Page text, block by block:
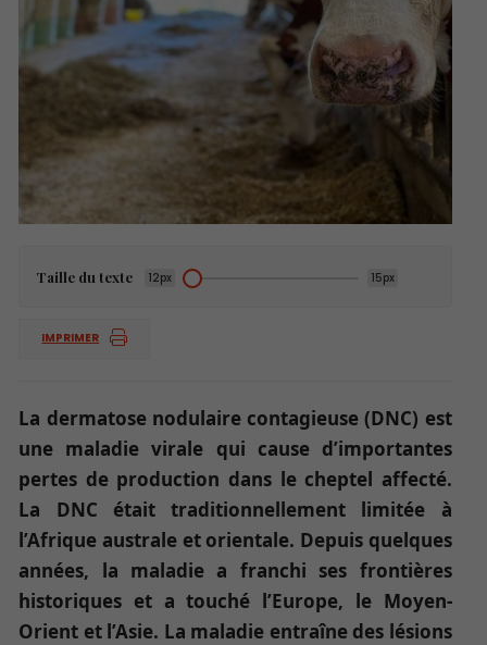
Taille du texte 12px 15px
IMPRIMER
La dermatose nodulaire contagieuse (DNC) est
une maladie virale qui cause d’importantes
pertes de production dans le cheptel affecté.
La DNC était traditionnellement limitée à
l’Afrique australe et orientale. Depuis quelques
années, la maladie a franchi ses frontières
historiques et a touché l’Europe, le Moyen-
Orient et l’Asie. La maladie entraîne des lésions